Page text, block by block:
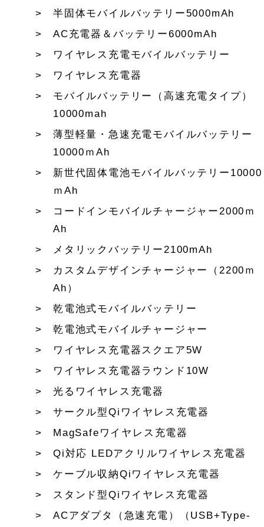
半固体モバイルバッテリー5000mAh
AC充電器＆バッテリー6000mAh
ワイヤレス充電モバイルバッテリー
ワイヤレス充電器
モバイルバッテリー（高速充電タイプ）
10000mah
薄型軽量・急速充電モバイルバッテリー
10000ｍAh
新世代固体電池モバイルバッテリー10000
ｍAh
コードインモバイルチャージャー2000ｍ
Ah
メタリックバッテリー2100mAh
カスタムデザインチャージャー（2200ｍ
Ah）
乾電池式モバイルバッテリー
乾電池式モバイルチャージャー
ワイヤレス充電器スクエア5W
ワイヤレス充電器ラウンド10W
光るワイヤレス充電器
サークル型Qiワイヤレス充電器
MagSafeワイヤレス充電器
Qi対応 LEDアクリルワイヤレス充電器
ケーブル収納Qiワイヤレス充電器
スタンド型Qiワイヤレス充電器
ACアダプタ（急速充電）（USB+Type-